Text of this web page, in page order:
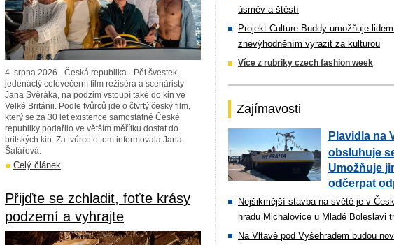
4. srpna 2026 - Česká republika - Pět švestek,
jedenáctý celovečerní film režiséra a scenáristy
Jana Svěráka, na podzim vstoupí také do kin ve
Velké Británii. Podle tvůrců jde o čtvrtý český film,
který se za 30 let existence samostatné České
republiky podařilo ve větším měřítku dostat do
britských kin. Za tvůrce o tom informovala Jana
Šafářová.
Celý článek
Přijďte se zchladit, foťte krásy
podzemí a vyhrajte
úsměv a štěstí
Projekt Culture Buddy umožňuje
znevýhodněním vyrazit za kulturou
Více z rubriky czech fashion week
Zajímavosti
Plavidla na
obsluhuje
Umožňuje
odčerpat
Nejšikmější stavba na světě je v
hradu Michalovice u Mladé Boleslavi
Na Vltavě pod Vyšehradem budou